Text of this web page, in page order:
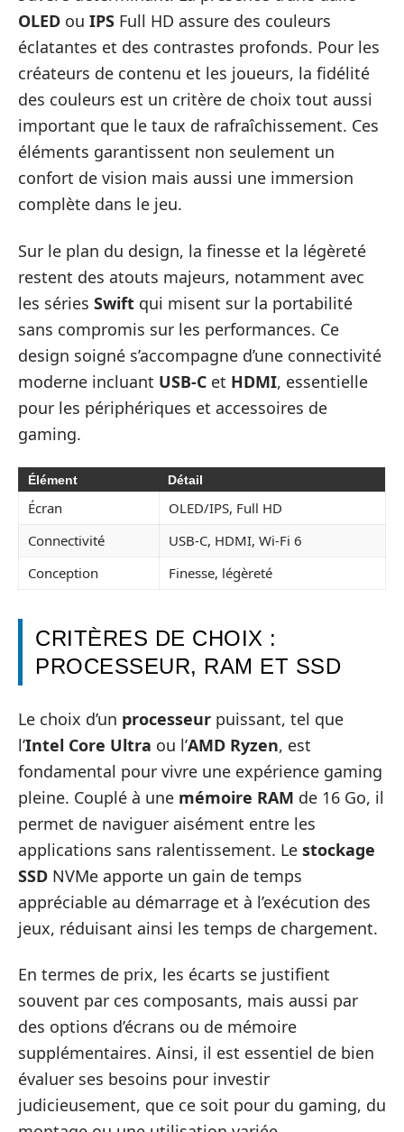
OLED ou IPS Full HD assure des couleurs
éclatantes et des contrastes profonds. Pour les
créateurs de contenu et les joueurs, la fidélité
des couleurs est un critère de choix tout aussi
important que le taux de rafraîchissement. Ces
éléments garantissent non seulement un
confort de vision mais aussi une immersion
complète dans le jeu.
Sur le plan du design, la finesse et la légèreté
restent des atouts majeurs, notamment avec
les séries Swift qui misent sur la portabilité
sans compromis sur les performances. Ce
design soigné s’accompagne d’une connectivité
moderne incluant USB-C et HDMI, essentielle
pour les périphériques et accessoires de
gaming.
Élément Détail
Écran
OLED/IPS, Full HD
Connectivité
USB-C, HDMI, Wi-Fi 6
Conception
Finesse, légèreté
CRITÈRES DE CHOIX :
PROCESSEUR, RAM ET SSD
Le choix d’un processeur puissant, tel que
l’Intel Core Ultra ou l’AMD Ryzen, est
fondamental pour vivre une expérience gaming
pleine. Couplé à une mémoire RAM de 16 Go, il
permet de naviguer aisément entre les
applications sans ralentissement. Le stockage
SSD NVMe apporte un gain de temps
appréciable au démarrage et à l’exécution des
jeux, réduisant ainsi les temps de chargement.
En termes de prix, les écarts se justifient
souvent par ces composants, mais aussi par
des options d’écrans ou de mémoire
supplémentaires. Ainsi, il est essentiel de bien
évaluer ses besoins pour investir
judicieusement, que ce soit pour du gaming, du